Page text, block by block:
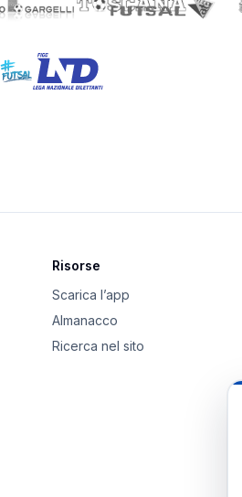
Risorse
Scarica l’app
Almanacco
Ricerca nel sito